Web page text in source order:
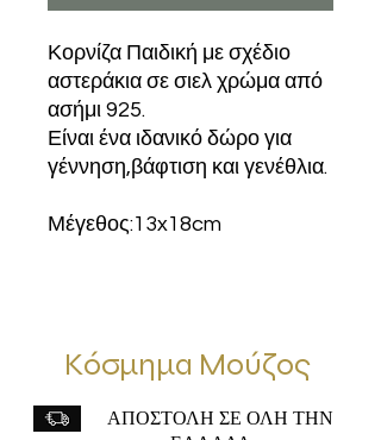
Κορνίζα Παιδική με σχέδιο
αστεράκια σε σιελ χρώμα από
ασήμι 925.
Είναι ένα ιδανικό δώρο για
γέννηση,βάφτιση και γενέθλια.
Μέγεθος:13x18cm
Κόσμημα Μούζος
ΑΠΟΣΤΟΛΗ ΣΕ ΟΛΗ ΤΗΝ